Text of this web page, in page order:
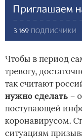
Чтобы в период
тревогу,
так считают
нужно сделать –
поступающей
коронавирусом.
ситуациям